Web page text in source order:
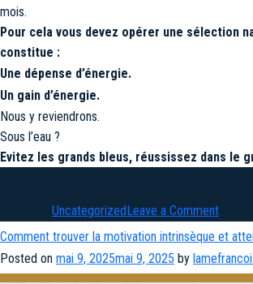
mois.
Pour cela vous devez opérer une sélection
constitue :
Une dépense d’énergie.
Un gain d’énergie.
Nous y reviendrons.
Sous l’eau ?
Evitez les grands bleus, réussissez dans le
UncategorizedLeave a Commenton
:
Comment trouver la motivation intrinsèque et
Posted on mai 9, 2025mai 9, 2025 by